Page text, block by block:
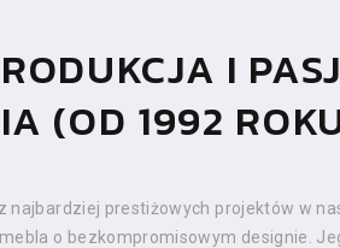
I
(OD 1992
najbardziej prestiżowych projektów w
o bezkompromisowym designie.